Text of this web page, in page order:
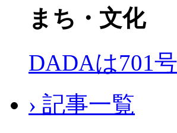
まち・文化
DADAは701
› 記事一覧